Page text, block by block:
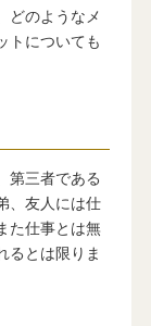
どのようなメ
トについても
第三者である
、友人には仕
た仕事とは無
るとは限りま